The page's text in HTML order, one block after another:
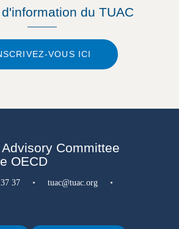
du TUAC
VOUS ICI
Committee
OECD
37 • tuac@tuac.org
•